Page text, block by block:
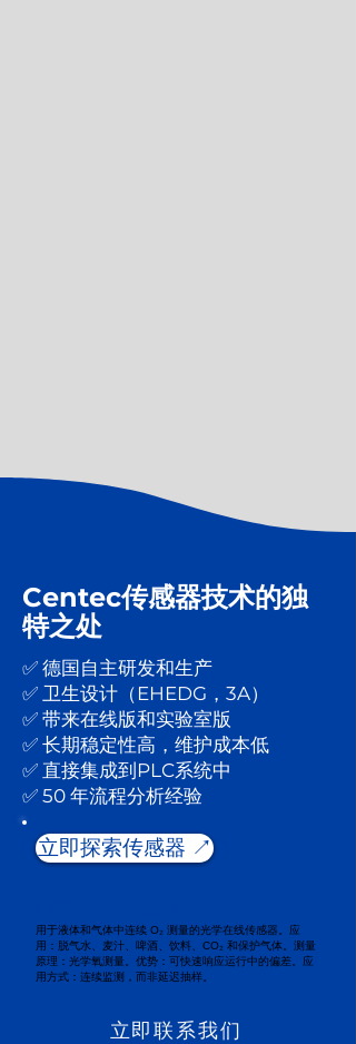
Centec传感器技术的独
特之处
✅ 德国自主研发和生产
✅ 卫生设计（EHEDG，3A）
✅ 带来在线版和实验室版
✅ 长期稳定性高，维护成本低
✅ 直接集成到PLC系统中
✅ 50 年流程分析经验
立即探索传感器 ↗️
用于液体和气体中连续 O₂ 测量的光学在线传感器。应
用：脱气水、麦汁、啤酒、饮料、CO₂ 和保护气体。测量
原理：光学氧测量。优势：可快速响应运行中的偏差。应
用方式：连续监测，而非延迟抽样。
立即联系我们